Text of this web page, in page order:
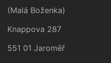
(Malá Boženka)
Knappova 287
551 01 Jaroměř